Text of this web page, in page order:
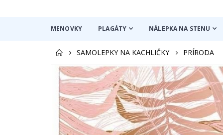
MENOVKY PLAGÁTY NÁLEPKA NA STENU
SAMOLEPKY NA KACHLIČKY
PRÍRODA
Preskočiť
koniec
galérie
obrázkov